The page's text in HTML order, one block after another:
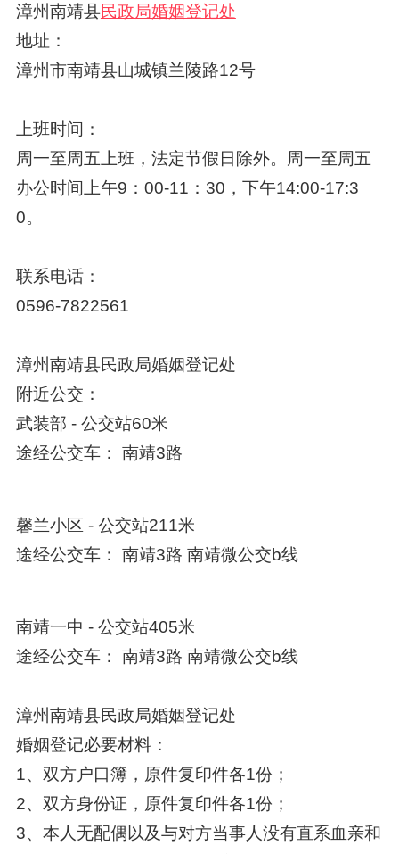
漳州南靖县民政局婚姻登记处
地址：
漳州市南靖县山城镇兰陵路12号
上班时间：
周一至周五上班，法定节假日除外。周一至周五
办公时间上午9：00-11：30，下午14:00-17:3
0。
联系电话：
0596-7822561
漳州南靖县民政局婚姻登记处
附近公交：
武装部 - 公交站60米
途经公交车： 南靖3路
馨兰小区 - 公交站211米
途经公交车： 南靖3路 南靖微公交b线
南靖一中 - 公交站405米
途经公交车： 南靖3路 南靖微公交b线
漳州南靖县民政局婚姻登记处
婚姻登记必要材料：
1、双方户口簿，原件复印件各1份；
2、双方身份证，原件复印件各1份；
3、本人无配偶以及与对方当事人没有直系血亲和